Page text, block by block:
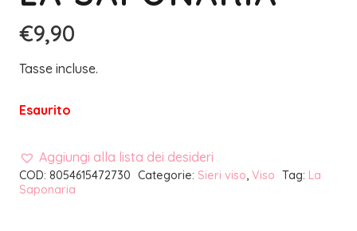
€9,90
Tasse incluse.
Esaurito
Aggiungi alla lista dei desideri
COD: 8054615472730 Categorie: Sieri viso Viso Tag: La
Saponaria